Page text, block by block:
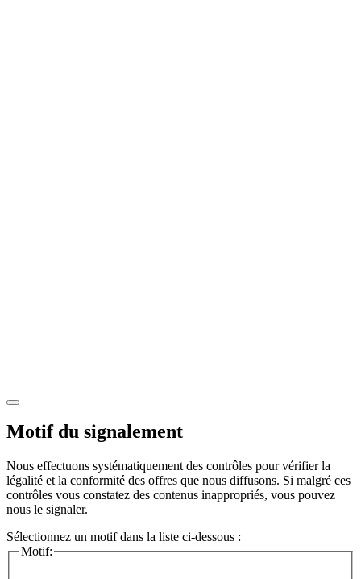
Motif du signalement
Nous effectuons systématiquement des contrôles pour vérifier la
légalité et la conformité des offres que nous diffusons. Si malgré ces
contrôles vous constatez des contenus inappropriés, vous pouvez
nous le signaler.
Sélectionnez un motif dans la liste ci-dessous :
Motif: